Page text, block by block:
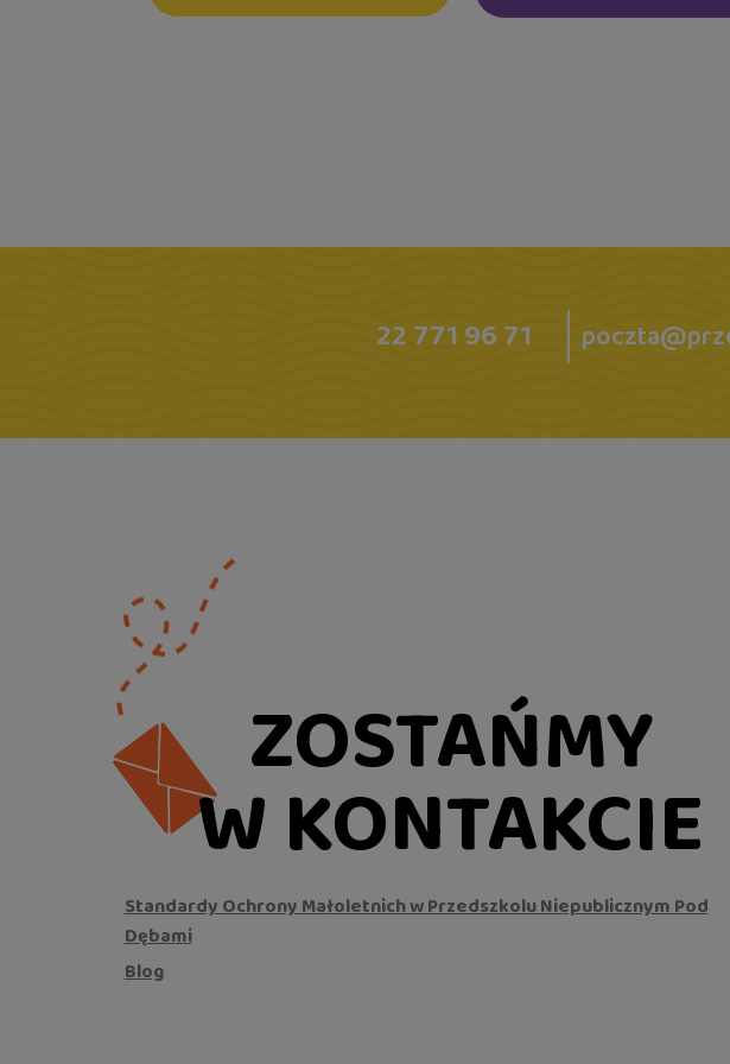
22 771 96 71
ZOSTAŃMY
W KONTAKCIE
Standardy Ochrony Małoletnich w Przedszkolu Niepublicznym Pod
Dębami
Blog